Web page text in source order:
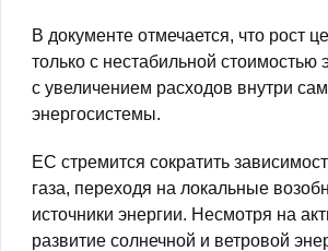
В документе отмечается, что рост
только с нестабильной стоимостью
с увеличением расходов внутри
энергосистемы.
ЕС стремится сократить
газа, переходя на локальные
источники энергии. Несмотря на
развитие солнечной и ветровой